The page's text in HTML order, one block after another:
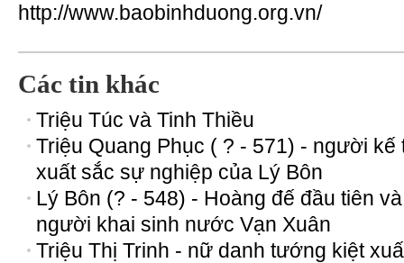
http://www.baobinhduong.org.vn/
Các tin khác
Triệu Túc và Tinh Thiều
Triệu Quang Phục ( ? - 571) - người kế
xuất sắc sự nghiệp của Lý Bôn
Lý Bôn (? - 548) - Hoàng đế đầu tiên và
người khai sinh nước Vạn Xuân
Triệu Thị Trinh - nữ danh tướng kiệt